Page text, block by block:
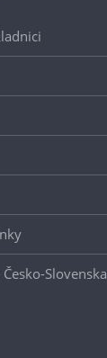
Slovenska